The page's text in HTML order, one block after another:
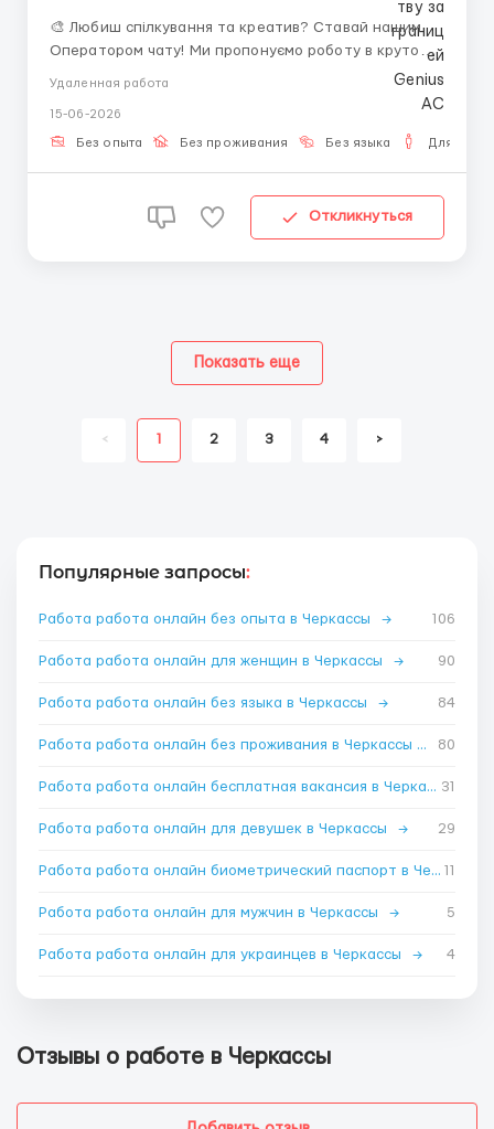
🎨 Любиш спілкування та креатив? Ставай нашим
Оператором чату! Ми пропонуємо роботу в крутому
середовищі, де цінують твою особистість. Ніякого
листування. Вимоги до тебе: Мати під рукою
ноутбук чи ПК зі стабільним інтернет...
Удаленная работа
15-06-2026
Без опыта Без проживания Без языка Для
Откликнуться
< 1 2 3 4 >
Показать еще
Популярные запросы:
Работа работа онлайн без опыта в Черкассы → 106
Работа работа онлайн для женщин в Черкассы → 90
Работа работа онлайн без языка в Черкассы → 84
Работа работа онлайн без проживания в Черкассы→ 80
Работа работа онлайн бесплатная вакансия в Черкассы 31
Работа работа онлайн для девушек в Черкассы → 29
Работа работа онлайн биометрический паспорт в Черкассы 11
Работа работа онлайн для мужчин в Черкассы → 5
Работа работа онлайн для украинцев в Черкассы → 4
Отзывы о работе в Черкассы